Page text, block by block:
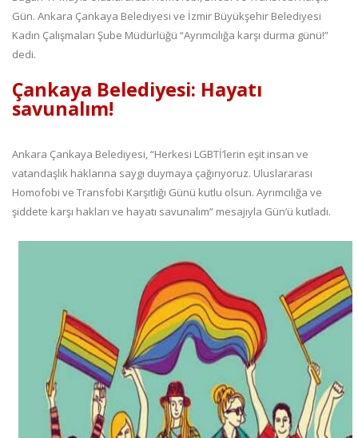
Gün. Ankara Çankaya Belediyesi ve İzmir Büyükşehir Belediyesi
Kadın Çalışmaları Şube Müdürlüğü “Ayrımcılığa karşı durma günü!”
dedi.
Çankaya Belediyesi: Hayatı
savunalım!
Ankara Çankaya Belediyesi, “Herkesi LGBTİ’lerin eşit insan ve
vatandaşlık haklarına saygı duymaya çağırıyoruz. Uluslararası
Homofobi ve Transfobi Karşıtlığı Günü kutlu olsun. Ayrımcılığa ve
şiddete karşı hakları ve hayatı savunalım” mesajıyla Gün’ü kutladı.